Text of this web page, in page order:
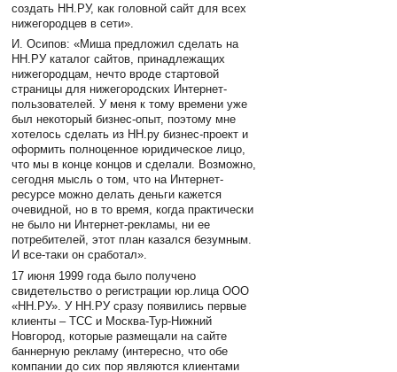
создать НН.РУ, как головной сайт для всех
нижегородцев в сети».
И. Осипов: «Миша предложил сделать на
НН.РУ каталог сайтов, принадлежащих
нижегородцам, нечто вроде стартовой
страницы для нижегородских Интернет-
пользователей. У меня к тому времени уже
был некоторый бизнес-опыт, поэтому мне
хотелось сделать из НН.ру бизнес-проект и
оформить полноценное юридическое лицо,
что мы в конце концов и сделали. Возможно,
сегодня мысль о том, что на Интернет-
ресурсе можно делать деньги кажется
очевидной, но в то время, когда практически
не было ни Интернет-рекламы, ни ее
потребителей, этот план казался безумным.
И все-таки он сработал».
17 июня 1999 года было получено
свидетельство о регистрации юр.лица ООО
«НН.РУ». У НН.РУ сразу появились первые
клиенты – ТСС и Москва-Тур-Нижний
Новгород, которые размещали на сайте
баннерную рекламу (интересно, что обе
компании до сих пор являются клиентами